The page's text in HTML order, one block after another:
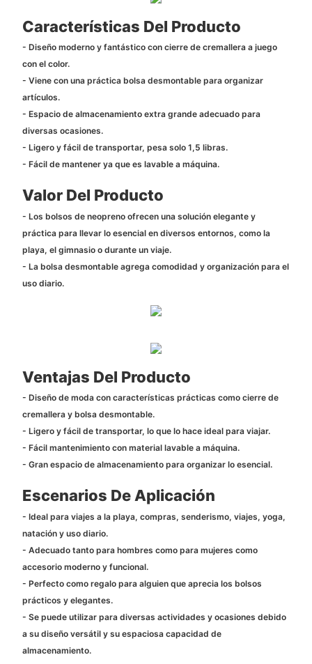
Características Del Producto
- Diseño moderno y fantástico con cierre de cremallera a juego
con el color.
- Viene con una práctica bolsa desmontable para organizar
artículos.
- Espacio de almacenamiento extra grande adecuado para
diversas ocasiones.
- Ligero y fácil de transportar, pesa solo 1,5 libras.
- Fácil de mantener ya que es lavable a máquina.
Valor Del Producto
- Los bolsos de neopreno ofrecen una solución elegante y
práctica para llevar lo esencial en diversos entornos, como la
playa, el gimnasio o durante un viaje.
- La bolsa desmontable agrega comodidad y organización para el
uso diario.
Ventajas Del Producto
- Diseño de moda con características prácticas como cierre de
cremallera y bolsa desmontable.
- Ligero y fácil de transportar, lo que lo hace ideal para viajar.
- Fácil mantenimiento con material lavable a máquina.
- Gran espacio de almacenamiento para organizar lo esencial.
Escenarios De Aplicación
- Ideal para viajes a la playa, compras, senderismo, viajes, yoga,
natación y uso diario.
- Adecuado tanto para hombres como para mujeres como
accesorio moderno y funcional.
- Perfecto como regalo para alguien que aprecia los bolsos
prácticos y elegantes.
- Se puede utilizar para diversas actividades y ocasiones debido
a su diseño versátil y su espaciosa capacidad de
almacenamiento.